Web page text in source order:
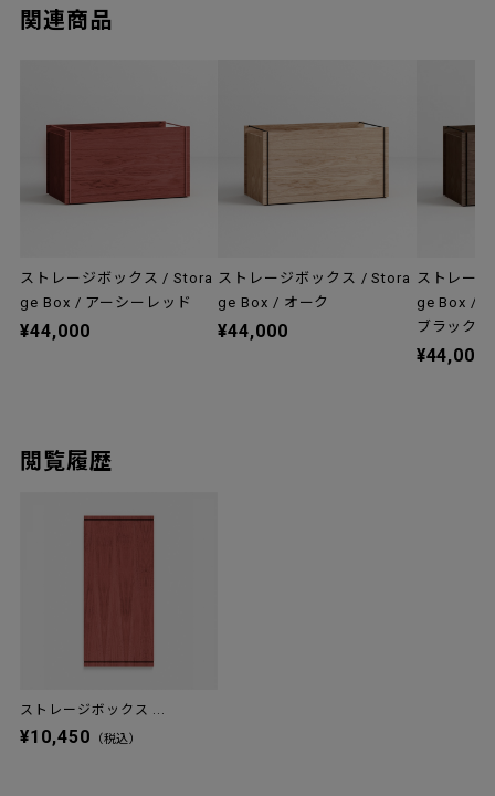
関連商品
ストレージボックス / Stora
ge Box / アーシーレッド
¥44,000
ストレージボックス / Stora
ge Box / オーク
¥44,000
ストレー
ge Box /
ブラック
¥44,000
閲覧履歴
ストレージボックス ...
¥10,450 （税込）